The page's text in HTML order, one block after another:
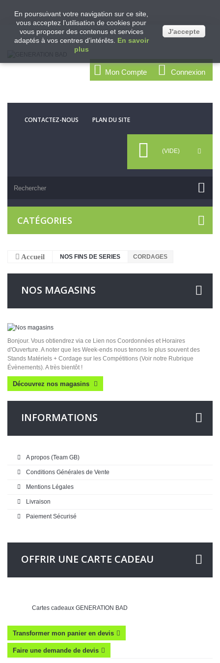
Connexion
Mon Compte
CONTACTEZ-NOUS PLAN DU SITE
(VIDE)
CATÉGORIES
Accueil NOS FINS DE SERIES CORDAGES
NOS MAGASINS
Bonjour. Vous obtiendrez via ce Lien nos Coordonnées et Horaires
d'Ouverture. A noter que les Week-ends nous tenons le plus souvent des
Stands Matériels + Cordage sur les Compétitions (Voir notre Rubrique
Évènements). A très bientôt !
Découvrez nos magasins
INFORMATIONS
A propos (Team GB)
Conditions Générales de Vente
Mentions Légales
Livraison
Paiement Sécurisé
OFFRIR UNE CARTE CADEAU
Cartes cadeaux GENERATION BAD
Transformer mon panier en devis
Faire une demande de devis
En poursuivant votre navigation sur ce site,
vous acceptez l’utilisation de cookies pour
vous proposer des contenus et services
adaptés à vos centres d’intérêts. En savoir
plus
J'accepte